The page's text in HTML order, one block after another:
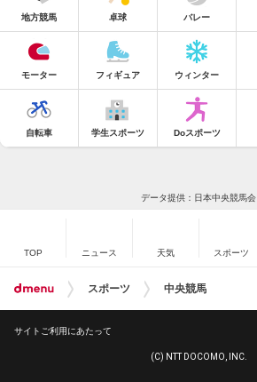
地方競馬 卓球 バレー
モーター フィギュア ウィンター
自転車 学生スポーツ Doスポーツ
データ提供：日本中央競馬会
TOP ニュース 天気 スポーツ
スポーツ 中央競馬
サイトご利用にあたって
(C) NTT DOCOMO, INC.